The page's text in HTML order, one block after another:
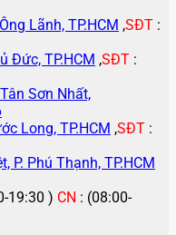
Lãnh, TP.HCM ,SĐT :
Đức, TP.HCM ,SĐT :
Sơn Nhất,
Long, TP.HCM ,SĐT :
P. Phú Thạnh, TP.HCM
19:30 ) CN : (08:00-